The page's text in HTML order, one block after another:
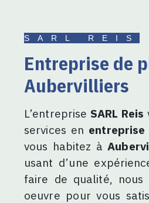
SARL REIS
entreprise de plomberie à
Aubervilliers
L’entreprise SARL Reis
services en
vous habitez à
usant d’une
faire de qualité,
oeuvre pour vous